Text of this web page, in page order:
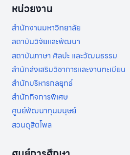
หน่วยงาน
สำนักงานมหาวิทยาลัย
สถาบันวิจัยและพัฒนา
สถาบันภาษา ศิลปะ และวัฒนธรรม
สำนักส่งเสริมวิชาการและงานทะเบียน
สำนักบริหารกลยุทธ์
สำนักกิจการพิเศษ
ศูนย์พัฒนาทุนมนุษย์
สวนดุสิตโพล